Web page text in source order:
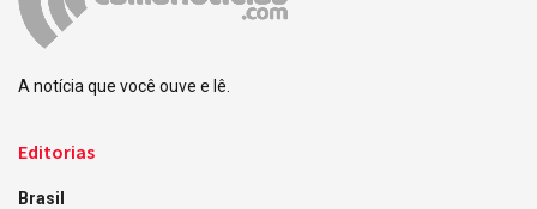
A notícia que você ouve e lê.
Editorias
Brasil